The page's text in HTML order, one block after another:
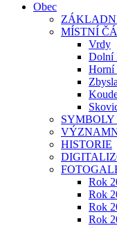
Obec
MÍSTNÍ
Vrdy
Dolní
Horní
SYMBOLY
HISTORIE
Rok
Rok
Rok
Rok